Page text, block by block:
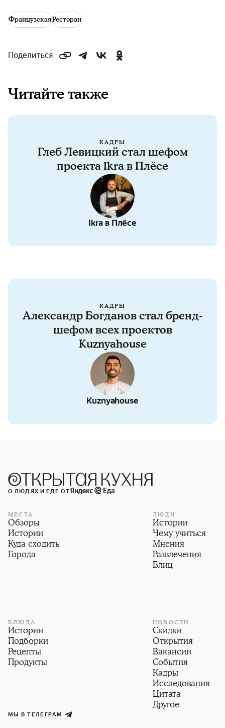
ФранцузскаяРесторан
Поделиться
Читайте также
КАДРЫ
Глеб Левицкий стал шефом
проекта Ikra в Плёсе
Ikra в Плёсе
КАДРЫ
Александр Богданов стал бренд-
шефом всех проектов
Kuznyahouse
Kuznyahouse
О ЛЮДЯХ И ЕДЕ ОТ
МЕСТА
Обзоры
Истории
Куда сходить
Города
ЛЮДИ
Истории
Чему учиться
Мнения
Развлечения
Блиц
БЛЮДА
Истории
Подборки
Рецепты
Продукты
НОВОСТИ
Скидки
Открытия
Вакансии
События
Кадры
Исследования
Цитата
Другое
МЫ В ТЕЛЕГРАМ